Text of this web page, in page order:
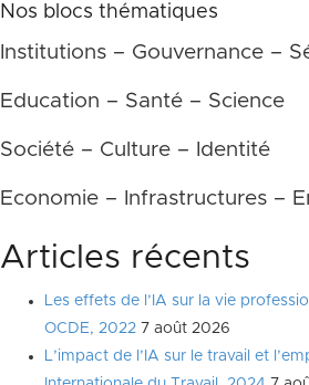
Nos blocs thématiques
Institutions – Gouvernance –
Education – Santé – Science
Société – Culture – Identité
Economie – Infrastructures –
Articles récents
Les effets de l’IA sur la vie
OCDE, 2022 7 août 2026
L’impact de l’IA sur le travail et